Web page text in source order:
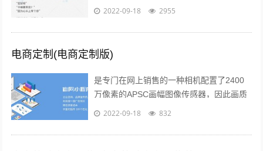
此变得粉红起来下面就给大家分享一些简短
2022-09-18 2955
电商定制(电商定制版)
是专门在网上销售的一种相机配置了2400
万像素的APSC画幅图像传感器，因此画质
上的表现是令人信服的相位检测和对比度检
2022-09-18 832